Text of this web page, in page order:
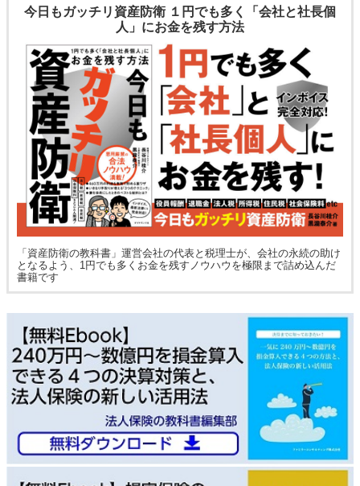
今日もガッチリ資産防衛 １円でも多く「会社と社長個
人」にお金を残す方法
「資産防衛の教科書」運営会社の代表と税理士が、会社の永続の助け
となるよう、1円でも多くお金を残すノウハウを極限まで詰め込んだ
書籍です